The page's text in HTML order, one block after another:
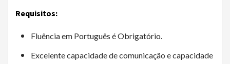
Requisitos:
Fluência em Português é Obrigatório.
Excelente capacidade de comunicação e capacidade